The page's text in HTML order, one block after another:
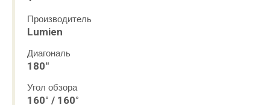
Производитель
Lumien
Диагональ
180"
Угол обзора
160° / 160°